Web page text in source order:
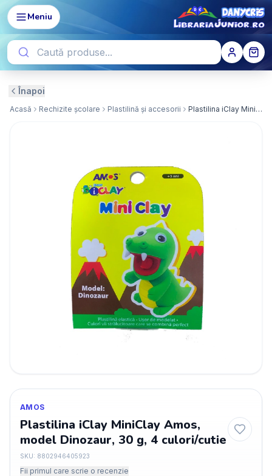
Meniu
Înapoi
Acasă Rechizite școlare Plastilină și accesorii Plastilina iClay MiniClay Amos, model Dinozaur, 30 g, 4 culori/cutie
AMOS
Plastilina iClay MiniClay Amos,
model Dinozaur, 30 g, 4 culori/cutie
SKU: 8802946405923
Fii primul care scrie o recenzie